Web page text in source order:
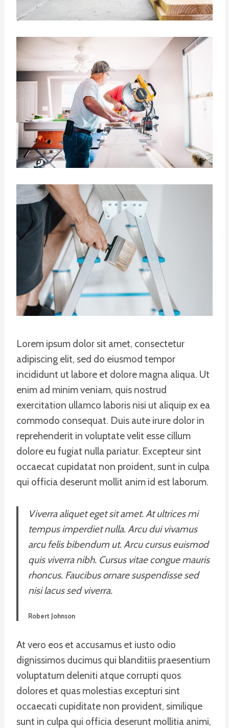
Lorem ipsum dolor sit amet, consectetur
adipiscing elit, sed do eiusmod tempor
incididunt ut labore et dolore magna aliqua. Ut
enim ad minim veniam, quis nostrud
exercitation ullamco laboris nisi ut aliquip ex ea
commodo consequat. Duis aute irure dolor in
reprehenderit in voluptate velit esse cillum
dolore eu fugiat nulla pariatur. Excepteur sint
occaecat cupidatat non proident, sunt in culpa
qui officia deserunt mollit anim id est laborum.
Viverra aliquet eget sit amet. At ultrices mi
tempus imperdiet nulla. Arcu dui vivamus
arcu felis bibendum ut. Arcu cursus euismod
quis viverra nibh. Cursus vitae congue mauris
rhoncus. Faucibus ornare suspendisse sed
nisi lacus sed viverra.
Robert Johnson
At vero eos et accusamus et iusto odio
dignissimos ducimus qui blanditiis praesentium
voluptatum deleniti atque corrupti quos
dolores et quas molestias excepturi sint
occaecati cupiditate non provident, similique
sunt in culpa qui officia deserunt mollitia animi,